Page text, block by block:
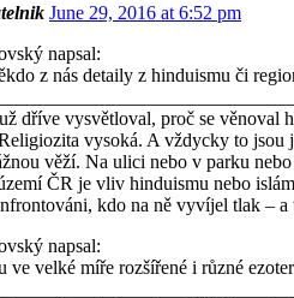
June 29, 2016 at 6:52 pm
napsal:
z nás detaily z hinduismu či
dříve vysvětloval, proč se věnoval
vysoká. A vždycky to
věží. Na ulici nebo v parku
ČR je vliv hinduismu nebo
kdo na ně vyvíjel tlak –
napsal:
ve velké míře rozšířené i různé